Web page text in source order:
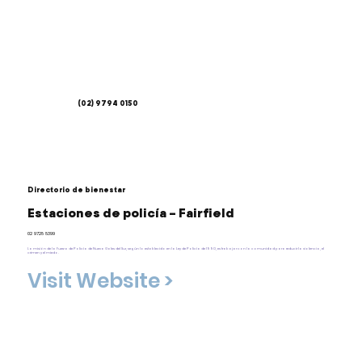
(02) 9794 0150
02 9728 8399
Directorio de bienestar
Estaciones de policía – Fairfield
La misión de la Fuerza de Policía de Nueva Gales del Sur, según lo establecido en la Ley de Policía de 1990, es trabajar con la comunidad para reducir la violencia, el
crimen y el miedo.
Visit Website >